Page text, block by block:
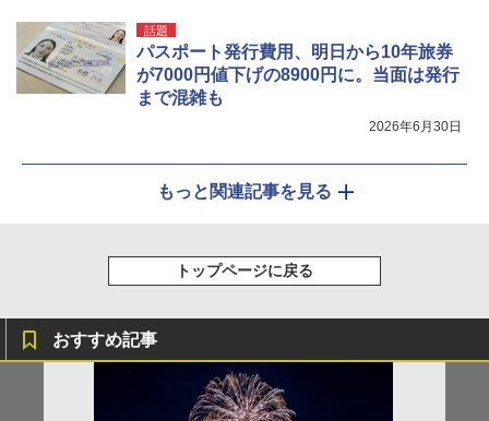
話題
パスポート発行費用、明日から10年旅券
が7000円値下げの8900円に。当面は発行
まで混雑も
2026年6月30日
もっと関連記事を見る
トップページに戻る
おすすめ記事